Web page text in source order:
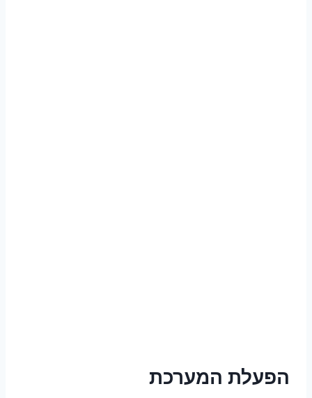
הפעלת המערכת